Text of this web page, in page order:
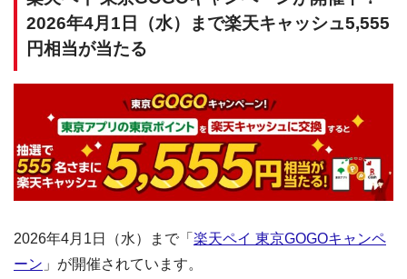
2026年4月1日（水）まで楽天キャッシュ5,555
円相当が当たる
2026年4月1日（水）まで「 楽天ペイ 東京GOGOキャンペ
ーン 」が開催されています。